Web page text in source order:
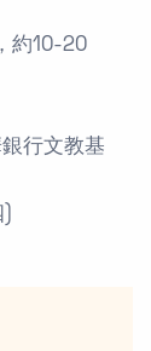
約10-20
行文教基